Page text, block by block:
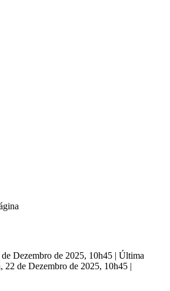
Dezembro de 2025, 10h45 | Última
22 de Dezembro de 2025, 10h45 |